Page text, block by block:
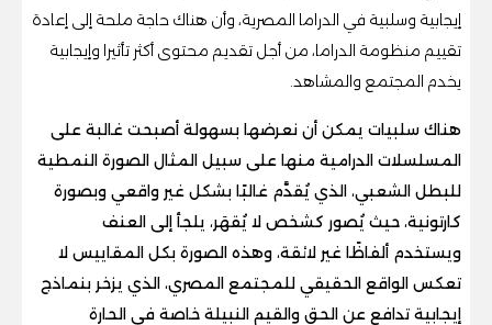
إيجابية وسلبية في الدراما المصرية، وأن هناك حاجة ملحة إلى إعادة
تقييم منظومة الدراما، من أجل تقديم محتوى أكثر تأثيرا وإيجابية
يخدم المجتمع والمشاهد.
هناك سلبيات يمكن أن نعرضها بسهولة أصبحت غالبة على
المسلسلات الدرامية منها على سبيل المثال الصورة النمطية
للبطل الشعبي، الذي يُقدَّم غالبًا بشكل غير واقعي وبصورة
كارتونية، حيث يُصور كشخص لا يُقهَر، يلجأ إلى العنف
ويستخدم ألفاظًا غير لائقة، وهذه الصورة بكل المقاييس لا
تعكس الواقع الحقيقي للمجتمع المصري، الذي يزخر بنماذج
إيجابية تدافع عن الحق والقيم النبيلة خاصة في الحارة